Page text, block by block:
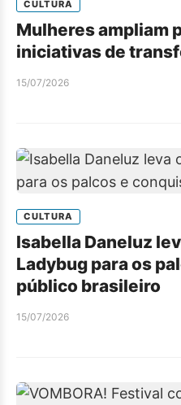
CULTURA
Mulheres ampliam
iniciativas de
15/07/2026
CULTURA
Isabella Daneluz
Ladybug para os
público brasileiro
15/07/2026